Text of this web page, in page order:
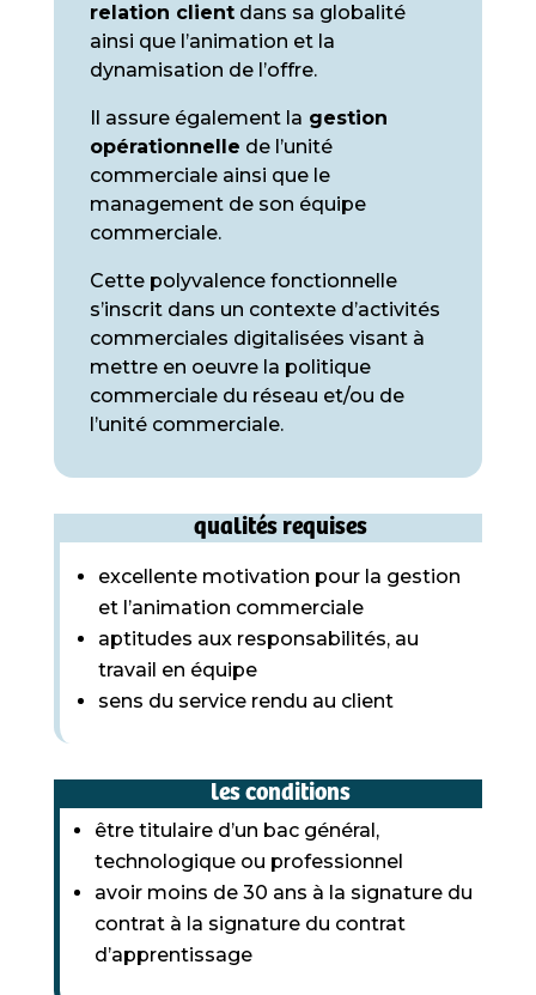
relation clientdans sa globalité
ainsi que l’animation et la
dynamisation de l’offre.
Il assure également la gestion
opérationnelle de l’unité
commerciale ainsi que le
management de son équipe
commerciale.
Cette polyvalence fonctionnelle
s’inscrit dans un contexte d’activités
commerciales digitalisées visant à
mettre en oeuvre la politique
commerciale du réseau et/ou de
l’unité commerciale.
qualités requises
excellente motivation pour la gestion
et l’animation commerciale
aptitudes aux responsabilités, au
travail en équipe
sens du service rendu au client
les conditions
être titulaire d’un bac général,
technologique ou professionnel
avoir moins de 30 ans à la signature du
contrat à la signature du contrat
d’apprentissage